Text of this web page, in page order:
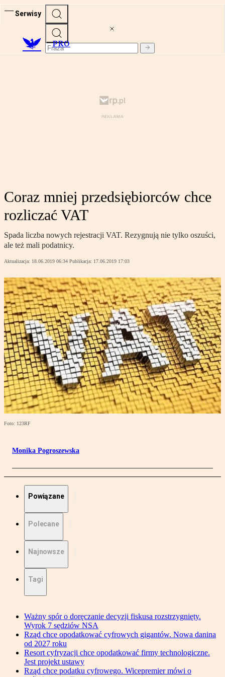
Serwisy
PRO
Coraz mniej przedsiębiorców chce
rozliczać VAT
Spada liczba nowych rejestracji VAT. Rezygnują nie tylko oszuści,
ale też mali podatnicy.
Aktualizacja: 18.06.2019 06:34 Publikacja: 17.06.2019 17:03
Foto: 123RF
Monika Pogroszewska
Powiązane
Polecane
Najnowsze
Tagi
Ważny spór o doręczanie decyzji fiskusa rozstrzygnięty.
Wyrok 7 sędziów NSA
Rząd chce opodatkować cyfrowych gigantów. Nowa danina
od 2027 roku
Resort cyfryzacji chce opodatkować firmy technologiczne.
Jest projekt ustawy
Rząd chce podatku cyfrowego. Wicepremier mówi o